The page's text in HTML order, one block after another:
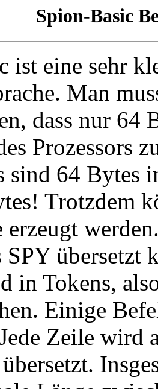
Spion-Basic
ist eine sehr
Man
dass nur 64
Prozessors
sind 64 Bytes
Trotzdem
erzeugt
SPY übersetzt
in Tokens,
Einige
Zeile